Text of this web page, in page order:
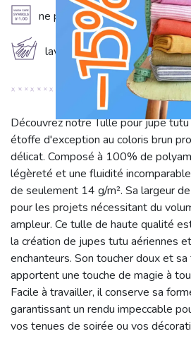
A ne pas utiliser d'adoucissant
c laver à la main
Découvrez notre Tulle pour jupe
étoffe d'exception au coloris brun
délicat. Composé à 100% de
légèreté et une fluidité
de seulement 14 g/m². Sa largeur
pour les projets nécessitant du
ampleur. Ce tulle de haute qualité
la création de jupes tutu aériennes
enchanteurs. Son toucher doux et
apportent une touche de magie à
Facile à travailler, il conserve sa
garantissant un rendu impeccable
vos tenues de soirée ou vos